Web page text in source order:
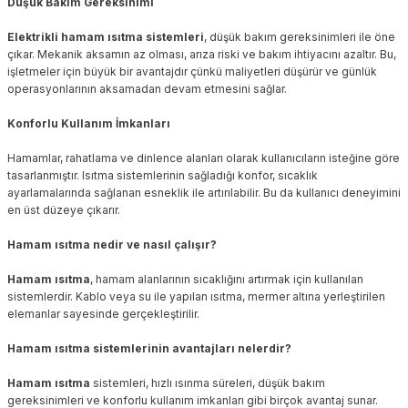
Elektrikli hamam ısıtma sistemleri, düşük bakım gereksinimleri ile öne
çıkar. Mekanik aksamın az olması, arıza riski ve bakım ihtiyacını azaltır. Bu,
işletmeler için büyük bir avantajdır çünkü maliyetleri düşürür ve günlük
operasyonlarının aksamadan devam etmesini sağlar.
Konforlu Kullanım İmkanları
Hamamlar, rahatlama ve dinlence alanları olarak kullanıcıların isteğine göre
tasarlanmıştır. Isıtma sistemlerinin sağladığı konfor, sıcaklık
ayarlamalarında sağlanan esneklik ile artırılabilir. Bu da kullanıcı deneyimini
en üst düzeye çıkarır.
Hamam ısıtma nedir ve nasıl çalışır?
Hamam ısıtma, hamam alanlarının sıcaklığını artırmak için kullanılan
sistemlerdir. Kablo veya su ile yapılan ısıtma, mermer altına yerleştirilen
elemanlar sayesinde gerçekleştirilir.
Hamam ısıtma sistemlerinin avantajları nelerdir?
Hamam ısıtma sistemleri, hızlı ısınma süreleri, düşük bakım
gereksinimleri ve konforlu kullanım imkanları gibi birçok avantaj sunar.